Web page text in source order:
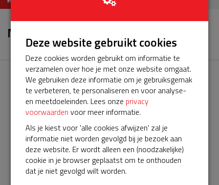
VLAARDINGEN
Nieuws
AED360-ProCardio
ServiceBuurtAED wordt aangeboden door de Hartstichting en
AED360-ProCardio. Net als bij BuurtAED is AED360-ProCardio
de leverancier van het servicepakket en ontzorgen zij jou de
Deze website gebruikt cookies
Deze cookies worden gebruikt om informatie te
verzamelen over hoe je met onze website omgaat.
We gebruiken deze informatie om je gebruiksgemak
te verbeteren, te personaliseren en voor analyse-
en meetdoeleinden. Lees onze privacy
voorwaarden voor meer informatie.
Als je kiest voor 'alle cookies afwijzen' zal je
informatie niet worden gevolgd bij je bezoek aan
deze website. Er wordt alleen een (noodzakelijke)
cookie in je browser geplaatst om te onthouden
dat je niet gevolgd wilt worden.